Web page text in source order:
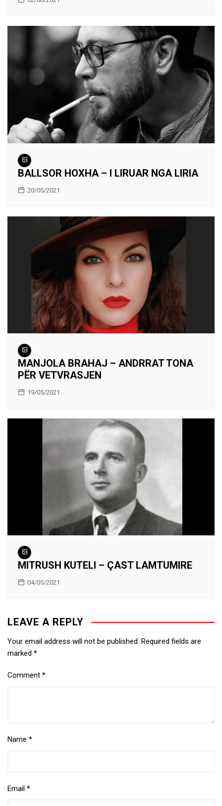
BALLSOR HOXHA – I LIRUAR NGA LIRIA
20/05/2021
MANJOLA BRAHAJ – ANDRRAT TONA
PËR VETVRASJEN
19/05/2021
MITRUSH KUTELI – ÇAST LAMTUMIRE
04/05/2021
LEAVE A REPLY
Your email address will not be published. Required fields are
marked *
Comment *
Name *
Email *